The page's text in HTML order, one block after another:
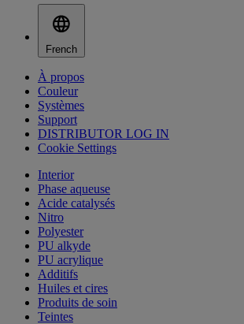
French
À propos
Couleur
Systèmes
Support
DISTRIBUTOR LOG IN
Cookie Settings
Interior
Phase aqueuse
Acide catalysés
Nitro
Polyester
PU alkyde
PU acrylique
Additifs
Huiles et cires
Produits de soin
Teintes